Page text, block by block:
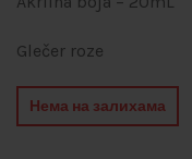
Glečer roze
Нема на залихама